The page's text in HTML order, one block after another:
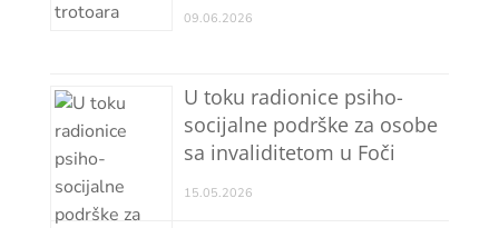
09.06.2026
U toku radionice psiho-
socijalne podrške za osobe
sa invaliditetom u Foči
15.05.2026